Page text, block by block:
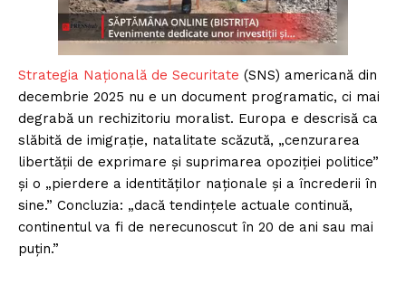
Strategia Națională de Securitate (SNS) americană din
decembrie 2025 nu e un document programatic, ci mai
degrabă un rechizitoriu moralist. Europa e descrisă ca
slăbită de imigrație, natalitate scăzută, „cenzurarea
libertății de exprimare și suprimarea opoziției politice”
și o „pierdere a identităților naționale și a încrederii în
sine.” Concluzia: „dacă tendințele actuale continuă,
continentul va fi de nerecunoscut în 20 de ani sau mai
puțin.”